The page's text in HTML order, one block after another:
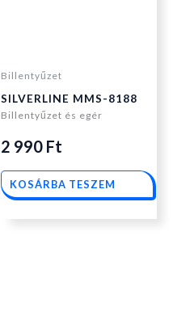
Billentyűzet
SILVERLINE MMS-8188
Billentyűzet és egér
2 990 Ft
KOSÁRBA TESZEM